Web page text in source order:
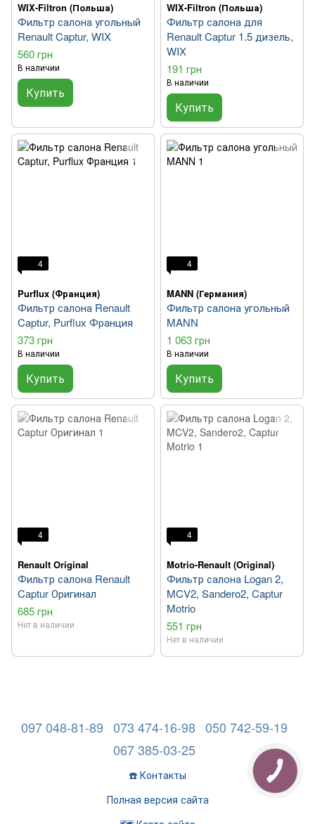
WIX-Filtron (Польша)
Фильтр салона угольный
Renault Captur, WIX
560 грн
В наличии
Купить
WIX-Filtron (Польша)
Фильтр салона для
Renault Captur 1.5 дизель,
WIX
191 грн
В наличии
Купить
4
Purflux (Франция)
Фильтр салона Renault
Captur, Purflux Франция
373 грн
В наличии
Купить
4
MANN (Германия)
Фильтр салона угольный
MANN
1 063 грн
В наличии
Купить
4
Renault Original
Фильтр салона Renault
Captur Оригинал
685 грн
Нет в наличии
4
Motrio-Renault (Original)
Фильтр салона Logan 2,
MCV2, Sandero2, Captur
Motrio
551 грн
Нет в наличии
097 048-81-89 073 474-16-98 050 742-59-19
067 385-03-25
☎️ Контакты
Полная версия сайта